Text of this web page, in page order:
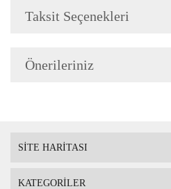
Taksit Seçenekleri
Önerileriniz
SİTE HARİTASI
KATEGORİLER